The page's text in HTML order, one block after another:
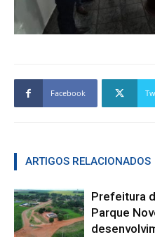
Facebook
ARTIGOS RELACIONADOS
Prefeitura
Parque